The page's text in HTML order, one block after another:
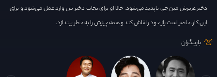
دختر عزیزش مین‌ جی ناپدید می‌شود. حالا او برای نجات دختر ش وارد عمل می‌شود و برای
این کار، حاضر است راز خود را فاش کند و همه چیزش را به خطر بیندازد.
بازیگران